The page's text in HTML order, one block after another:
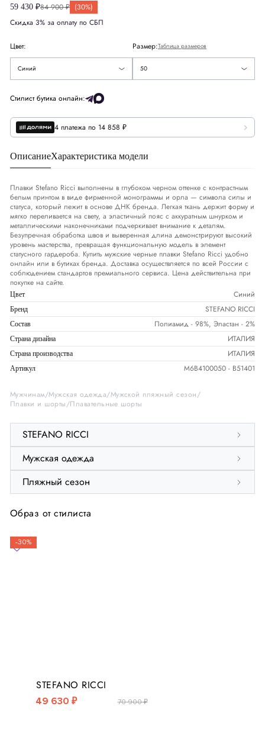
59 430 ₽84 900 ₽ (30%)
Скидка 3% за оплату по СБП
Цвет:
Синий
Размер:Таблица размеров
50
56
Стилист бутика онлайн:
4 платежа по 14 858 ₽
ОписаниеХарактеристика модели
Плавки Stefano Ricci выполнены в глубоком черном оттенке с контрастным
белым принтом в виде фирменной монограммы и орла — символа силы и
статуса, который лежит в основе ДНК бренда. Легкая ткань держит форму и
мягко переливается на свету, а эластичный пояс с аккуратным шнурком и
металлическими наконечниками подчеркивает внимание к деталям.
Безупречная обработка швов и выверенная длина демонстрируют высокий
уровень мастерства, превращая функциональную модель в элемент
статусного гардероба. Купить мужские черные плавки Stefano Ricci удобно
онлайн или в бутиках бренда. Доставка осуществляется по всей России с
соблюдением стандартов премиального сервиса. Цена действительна при
покупке на сайте.
Цвет Синий
Бренд STEFANO RICCI
Состав Полиамид - 98%, Эластан - 2%
Страна дизайна ИТАЛИЯ
Страна производства ИТАЛИЯ
Артикул M6B4100050 - B51401
Мужчинам Мужская одежда Мужской пляжный сезон
Плавки и шорты Плавательные шорты
STEFANO RICCI
Мужская одежда
Пляжный сезон
США US
Европа
ДенимDNM 34-35
Обхват грудиСМ 98-101
Обхват талииСМ
Образ от стилиста
-30%
STEFANO RICCI
49 630 ₽ 70 900 ₽